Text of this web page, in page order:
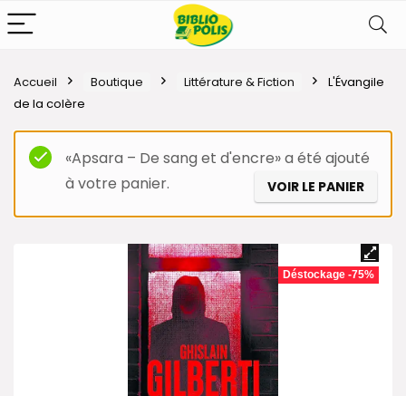
Accueil Boutique Littérature & Fiction
L'Évangile
de la colère
«Apsara – De sang et d'encre» a été ajouté
à votre panier.
VOIR LE PANIER
Déstockage -75%